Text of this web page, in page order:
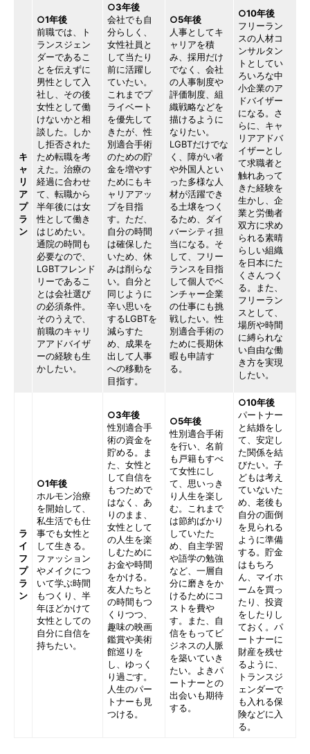
キ
ャ
リ
ア
プ
ラ
ン
○1年後
前職では、ト
ランスジェン
ダーであるこ
とを伝えずに
男性として入
社し、その後
女性として働
けないかと相
談した。しか
し拒否された
ため転職を考
えた。治療の
経過に合わせ
て、転職から
半年後には女
性として働き
はじめたい。
通院の時間も
必要なので、
LGBTフレンド
リーであるこ
とは会社選び
の必須条件。
そのうえで、
前職のキャリ
アアドバイザ
ーの経験も生
かしたい。
○3年後
会社でも自
分らしく、
女性社員と
して当たり
前に活躍し
ていたい。
これまでプ
ライベート
を優先して
きたが、性
別適合手術
のための貯
金を増やす
ためにもキ
ャリアアッ
プを目指
す。ただ、
自分の時間
は確保した
いため、休
みは削らな
い。自分と
同じように
辛い思いを
するLGBTを
減らすた
め、成果を
出して人事
への移動を
目指す。
○5年後
人事としてキ
ャリアを積
み、採用だけ
でなく、会社
の人事制度や
評価制度、組
織戦略などを
描けるように
なりたい。
LGBTだけでな
く、障がい者
や外国人とい
った多様な人
材が活躍でき
る土壌をつく
るため、ダイ
バーシティ担
当になる。そ
して、フリー
ランスを目指
して個人でベ
ンチャー企業
の仕事にも挑
戦したい。性
別適合手術の
ために長期休
暇も申請す
る。
○10年後
フリーラン
スの人材コ
ンサルタン
トとしてい
ろいろな中
小企業のア
ドバイザー
になる。さ
らに、キャ
リアアドバ
イザーとし
て求職者と
触れあって
きた経験を
生かし、企
業と労働者
双方に求め
られる素晴
らしい組織
を日本にた
くさんつく
る。また、
フリーラン
スとして、
場所や時間
に縛られな
い自由な働
き方を実現
したい。
ラ
イ
フ
プ
ラ
ン
○1年後
ホルモン治療
を開始して、
私生活でも仕
事でも女性と
して生きる。
ファッション
やメイクにつ
いて学ぶ時間
もつくり、半
年ほどかけて
女性としての
自分に自信を
持ちたい。
○3年後
性別適合手
術の資金を
貯める。ま
た、女性と
して自信を
もつためで
はなく、あ
りのまま、
女性として
の人生を楽
しむために
お金や時間
をかける。
友人たちと
の時間もつ
くりつつ、
趣味の映画
鑑賞や美術
館巡りを
し、ゆっく
り過ごす。
人生のパー
トナーも見
つける。
○5年後
性別適合手術
を行い、名前
も戸籍もすべ
て女性にし
て、思いっき
り人生を楽し
む。これまで
は節約ばかり
していたた
め、自主学習
や語学の勉強
など、一層自
分に磨きをか
けるためにコ
ストを費や
す。また、自
信をもってビ
ジネスの人脈
を築いていき
たい。よきパ
ートナーとの
出会いも期待
する。
○10年後
パートナー
と結婚をし
て、安定し
た関係を結
びたい。子
どもは考え
ていないた
め、老後も
自分の面倒
を見られる
ように準備
する。貯金
はもちろ
ん、マイホ
ームを買っ
たり、投資
をしたりし
ておく。パ
ートナーに
財産を残せ
るように、
トランスジ
ェンダーで
も入れる保
険などに入
る。